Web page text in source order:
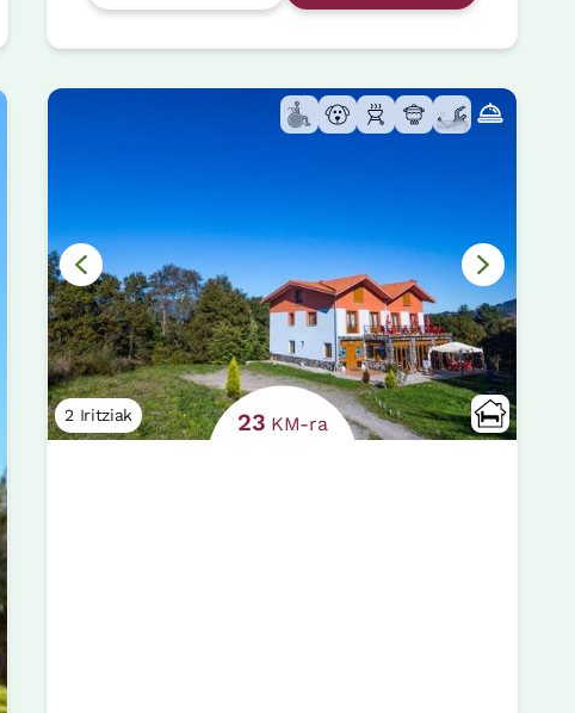
2 Iritziak 23 KM-ra